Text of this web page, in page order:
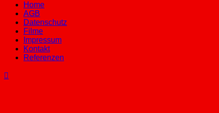
Home
AGB
Datenschutz
Filme
Impressum
Kontakt
Referenzen